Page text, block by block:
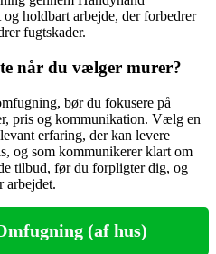
holdbart arbejde, der forbedrer
fugtskader.
når du vælger murer?
bør du fokusere på
pris og kommunikation. Vælg en
erfaring, der kan levere
og som kommunikerer klart om
tilbud, før du forpligter dig, og
arbejdet.
(af hus)